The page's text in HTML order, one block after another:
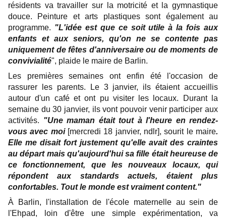
résidents va travailler sur la motricité et la gymnastique
douce. Peinture et arts plastiques sont également au
programme. "L'idée est que ce soit utile à la fois aux
enfants et aux seniors, qu'on ne se contente pas
uniquement de fêtes d'anniversaire ou de moments de
convivialité", plaide le maire de Barlin.
Les premières semaines ont enfin été l'occasion de
rassurer les parents. Le 3 janvier, ils étaient accueillis
autour d'un café et ont pu visiter les locaux. Durant la
semaine du 30 janvier, ils vont pouvoir venir participer aux
activités. "Une maman était tout à l'heure en rendez-
vous avec moi[mercredi 18 janvier, ndlr], sourit le maire.
Elle me disait fort justement qu'elle avait des craintes
au départ mais qu'aujourd'hui sa fille était heureuse de
ce fonctionnement, que les nouveaux locaux, qui
répondent aux standards actuels, étaient plus
confortables. Tout le monde est vraiment content."
À Barlin, l'installation de l'école maternelle au sein de
l'Ehpad, loin d'être une simple expérimentation, va